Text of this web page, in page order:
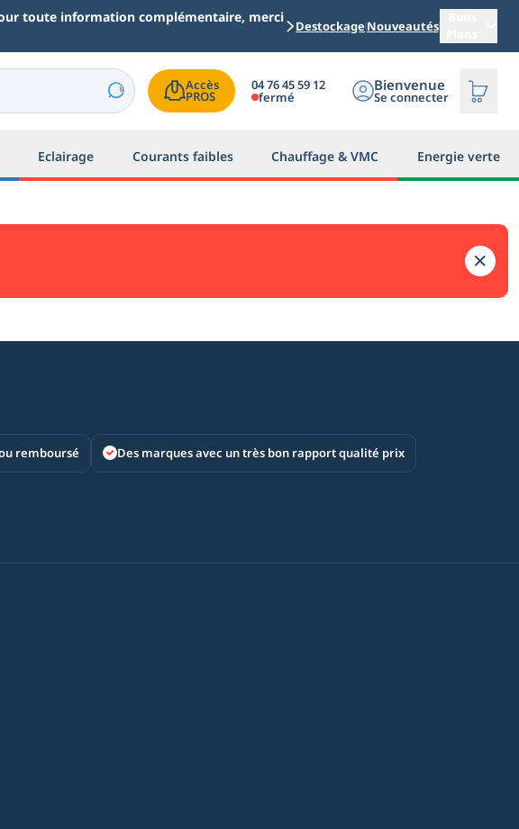
toute information complémentaire, merci
DestockageNouveautés
Accès
PROS
04 76 45 59 12
fermé
Bienvenue
Se connecter
Eclairage Courants faibles Chauffage & VMC Energie verte
remboursé Des marques avec un très bon rapport qualité prix